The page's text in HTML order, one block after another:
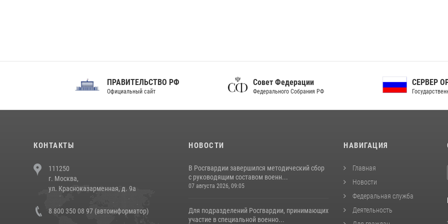
ПРАВИТЕЛЬСТВО РФ
Официальный сайт
Совет Федерации
Федерального Собрания РФ
СЕРВЕР ОРГАНОВ
Государственной власти РФ
КОНТАКТЫ
111250
г. Москва,
ул. Красноказарменная, д. 9а
8 800 350 08 97 (автоинформатор)
НОВОСТИ
В Росгвардии завершился методический сбор
с руководящим составом военн...
07 августа 2026, 09:05
Для подразделений Росгвардии, принимающих
участие в специальной военно...
НАВИГАЦИЯ
Главная
Новости
Федеральная служба
Деятельность